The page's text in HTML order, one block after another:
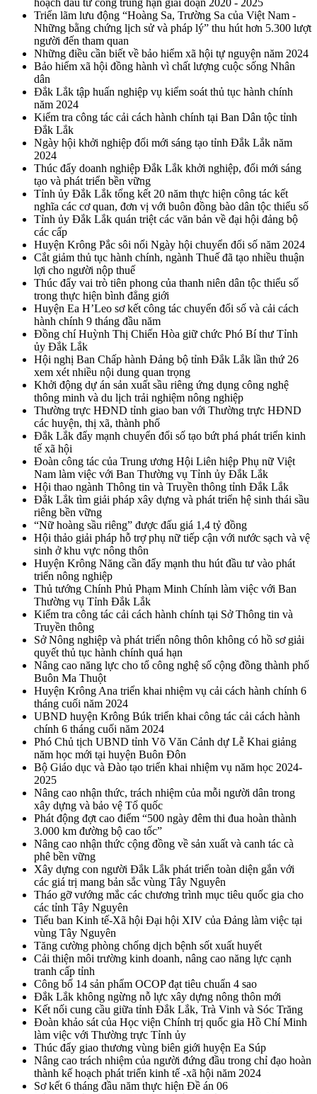
hoạch đầu tư công trung hạn giai đoạn 2020 - 2025
Triển lãm lưu động “Hoàng Sa, Trường Sa của Việt Nam -
Những bằng chứng lịch sử và pháp lý” thu hút hơn 5.300 lượt
người đến tham quan
Những điều cần biết về bảo hiểm xã hội tự nguyện năm 2024
Bảo hiểm xã hội đồng hành vì chất lượng cuộc sống Nhân
dân
Đắk Lắk tập huấn nghiệp vụ kiểm soát thủ tục hành chính
năm 2024
Kiểm tra công tác cải cách hành chính tại Ban Dân tộc tỉnh
Đắk Lắk
Ngày hội khởi nghiệp đổi mới sáng tạo tỉnh Đắk Lắk năm
2024
Thúc đẩy doanh nghiệp Đắk Lắk khởi nghiệp, đổi mới sáng
tạo và phát triển bền vững
Tỉnh ủy Đắk Lắk tổng kết 20 năm thực hiện công tác kết
nghĩa các cơ quan, đơn vị với buôn đồng bào dân tộc thiểu số
Tỉnh ủy Đắk Lắk quán triệt các văn bản về đại hội đảng bộ
các cấp
Huyện Krông Pắc sôi nổi Ngày hội chuyển đổi số năm 2024
Cắt giảm thủ tục hành chính, ngành Thuế đã tạo nhiều thuận
lợi cho người nộp thuế
Thúc đẩy vai trò tiên phong của thanh niên dân tộc thiểu số
trong thực hiện bình đẳng giới
Huyện Ea H’Leo sơ kết công tác chuyển đổi số và cải cách
hành chính 9 tháng đầu năm
Đồng chí Huỳnh Thị Chiến Hòa giữ chức Phó Bí thư Tỉnh
ủy Đắk Lắk
Hội nghị Ban Chấp hành Đảng bộ tỉnh Đắk Lắk lần thứ 26
xem xét nhiều nội dung quan trọng
Khởi động dự án sản xuất sầu riêng ứng dụng công nghệ
thông minh và du lịch trải nghiệm nông nghiệp
Thường trực HĐND tỉnh giao ban với Thường trực HĐND
các huyện, thị xã, thành phố
Đắk Lắk đẩy mạnh chuyển đổi số tạo bứt phá phát triển kinh
tế xã hội
Đoàn công tác của Trung ương Hội Liên hiệp Phụ nữ Việt
Nam làm việc với Ban Thường vụ Tỉnh ủy Đắk Lắk
Hội thao ngành Thông tin và Truyền thông tỉnh Đắk Lắk
Đắk Lắk tìm giải pháp xây dựng và phát triển hệ sinh thái sầu
riêng bền vững
“Nữ hoàng sầu riêng” được đấu giá 1,4 tỷ đồng
Hội thảo giải pháp hỗ trợ phụ nữ tiếp cận với nước sạch và vệ
sinh ở khu vực nông thôn
Huyện Krông Năng cần đẩy mạnh thu hút đầu tư vào phát
triển nông nghiệp
Thủ tướng Chính Phủ Phạm Minh Chính làm việc với Ban
Thường vụ Tỉnh Đắk Lắk
Kiểm tra công tác cải cách hành chính tại Sở Thông tin và
Truyền thông
Sở Nông nghiệp và phát triển nông thôn không có hồ sơ giải
quyết thủ tục hành chính quá hạn
Nâng cao năng lực cho tổ công nghệ số cộng đồng thành phố
Buôn Ma Thuột
Huyện Krông Ana triển khai nhiệm vụ cải cách hành chính 6
tháng cuối năm 2024
UBND huyện Krông Búk triển khai công tác cải cách hành
chính 6 tháng cuối năm 2024
Phó Chủ tịch UBND tỉnh Võ Văn Cảnh dự Lễ Khai giảng
năm học mới tại huyện Buôn Đôn
Bộ Giáo dục và Đào tạo triển khai nhiệm vụ năm học 2024-
2025
Nâng cao nhận thức, trách nhiệm của mỗi người dân trong
xây dựng và bảo vệ Tổ quốc
Phát động đợt cao điểm “500 ngày đêm thi đua hoàn thành
3.000 km đường bộ cao tốc”
Nâng cao nhận thức cộng đồng về sản xuất và canh tác cà
phê bền vững
Xây dựng con người Đắk Lắk phát triển toàn diện gắn với
các giá trị mang bản sắc vùng Tây Nguyên
Tháo gỡ vướng mắc các chương trình mục tiêu quốc gia cho
các tỉnh Tây Nguyên
Tiểu ban Kinh tế-Xã hội Đại hội XIV của Đảng làm việc tại
vùng Tây Nguyên
Tăng cường phòng chống dịch bệnh sốt xuất huyết
Cải thiện môi trường kinh doanh, nâng cao năng lực cạnh
tranh cấp tỉnh
Công bố 14 sản phẩm OCOP đạt tiêu chuẩn 4 sao
Đắk Lắk không ngừng nỗ lực xây dựng nông thôn mới
Kết nối cung cầu giữa tỉnh Đắk Lắk, Trà Vinh và Sóc Trăng
Đoàn khảo sát của Học viện Chính trị quốc gia Hồ Chí Minh
làm việc với Thường trực Tỉnh ủy
Thúc đẩy giao thương vùng biên giới huyện Ea Súp
Nâng cao trách nhiệm của người đứng đầu trong chỉ đạo hoàn
thành kế hoạch phát triển kinh tế -xã hội năm 2024
Sơ kết 6 tháng đầu năm thực hiện Đề án 06